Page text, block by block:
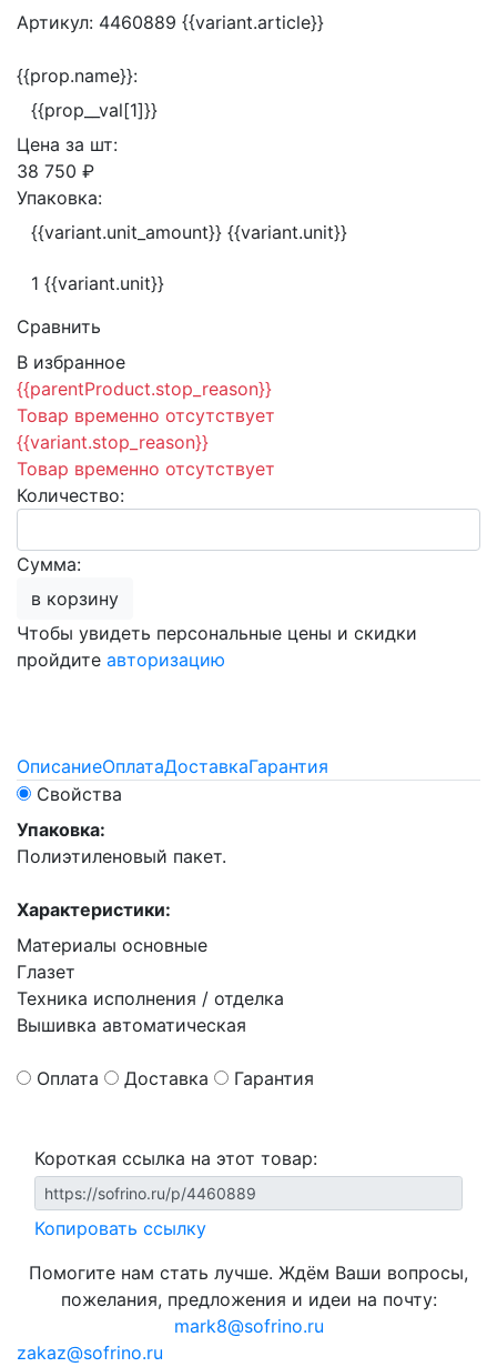
Артикул: 4460889 {{variant.article}}
{{prop.name}}:
{{prop__val[1]}}
Цена за шт:
38 750 ₽
Упаковка:
{{variant.unit_amount}} {{variant.unit}}
1 {{variant.unit}}
Сравнить
В избранное
{{parentProduct.stop_reason}}
Товар временно отсутствует
{{variant.stop_reason}}
Товар временно отсутствует
Количество:
Сумма:
в корзину
Чтобы увидеть персональные цены и скидки
пройдите авторизацию
ОписаниеОплатаДоставкаГарантия
Свойства
Упаковка:
Полиэтиленовый пакет.
Характеристики:
Материалы основные
Глазет
Техника исполнения / отделка
Вышивка автоматическая
Оплата Доставка Гарантия
Короткая ссылка на этот товар:
Копировать ссылку
Помогите нам стать лучше. Ждём Ваши вопросы,
пожелания, предложения и идеи на почту:
mark8@sofrino.ru
zakaz@sofrino.ru